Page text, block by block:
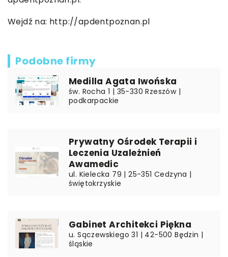
Wejdź na: http://apdentpoznan.pl
Podobne firmy
Medilla Agata Iwońska
św. Rocha 1 | 35-330 Rzeszów |
podkarpackie
Prywatny Ośrodek Terapii i
Leczenia Uzależnień
Awamedic
ul. Kielecka 79 | 25-351 Cedzyna |
świętokrzyskie
Gabinet Architekci Piękna
u. Sączewskiego 31 | 42-500 Będzin |
śląskie